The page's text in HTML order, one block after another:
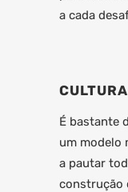
a cada
É bastante
um modelo
a pautar
construção